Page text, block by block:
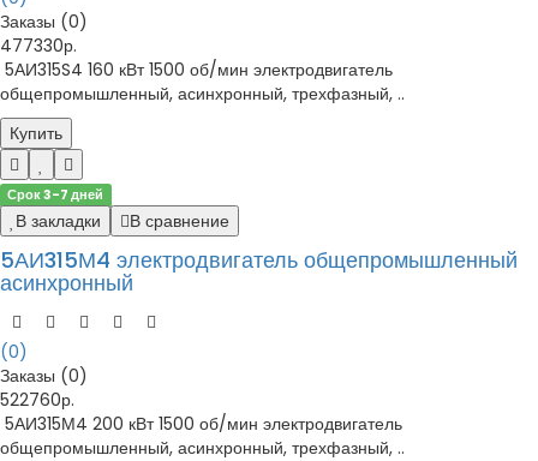
Заказы (0)
477330р.
5АИ315S4 160 кВт 1500 об/мин электродвигатель
общепромышленный, асинхронный, трехфазный, ..
Купить
Срок 3-7 дней
В закладки В сравнение
5АИ315М4 электродвигатель общепромышленный
асинхронный
(0)
Заказы (0)
522760р.
5АИ315М4 200 кВт 1500 об/мин электродвигатель
общепромышленный, асинхронный, трехфазный, ..